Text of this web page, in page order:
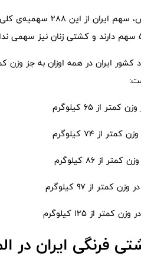
از ۶۵ کیلوگرم
از ۷۴ کیلوگرم
از ۸۶ کیلوگرم
کمتر از ۹۷ کیلوگرم
از ۱۲۵ کیلوگرم
ایران در